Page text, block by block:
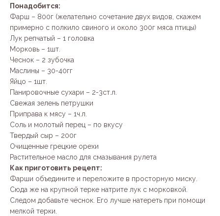
Понадобится:
Фарш – 800г (желательно сочетание двух видов, скажем
примерно с полкило свиного и около 300г мяса птицы)
Лук репчатый – 1 головка
Морковь – 1шт.
Чеснок – 2 зубочка
Маслины – 30-40гг
Яйцо – 1шт.
Панировочные сухари – 2-3ст.л.
Свежая зелень петрушки
Приправа к мясу – 1ч.л.
Соль и молотый перец – по вкусу
Твердый сыр – 200г
Очищенные грецкие орехи
Растительное масло для смазывания рулета
Как приготовить рецепт:
Фарши объедините и переложите в просторную миску.
Сюда же на крупной терке натрите лук с морковкой.
Следом добавьте чеснок. Его лучше натереть при помощи
мелкой терки.